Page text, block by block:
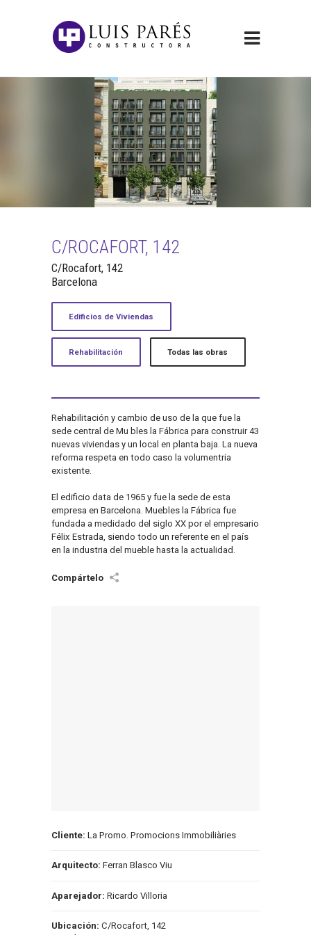
C/ROCAFORT, 142
C/Rocafort, 142
Barcelona
Edificios de Viviendas
Rehabilitación Todas las obras
Rehabilitación y cambio de uso de la que fue la
sede central de Mu bles la Fábrica para construir 43
nuevas viviendas y un local en planta baja. La nueva
reforma respeta en todo caso la volumentria
existente.
El edificio data de 1965 y fue la sede de esta
empresa en Barcelona. Muebles la Fábrica fue
fundada a medidado del siglo XX por el em­presario
Félix Estrada, siendo todo un referente en el país
en la in­dustria del mueble hasta la actualidad.
Cliente: La Promo. Promocions Immobiliàries
Arquitecto: Ferran Blasco Viu
Aparejador: Ricardo Villoria
Ubicación: C/Rocafort, 142